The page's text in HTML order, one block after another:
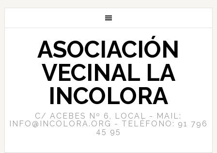
ASOCIACIÓN
VECINAL LA
INCOLORA
C/ ACEBES Nº 6, LOCAL - MAIL:
INFO@INCOLORA.ORG - TELÉFONO: 91 796
45 95